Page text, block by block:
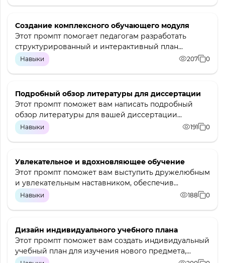
Создание комплексного обучающего модуля
Этот промпт помогает педагогам разработать
структурированный и интерактивный план...
Навыки 207 0
Подробный обзор литературы для диссертации
Этот промпт поможет вам написать подробный
обзор литературы для вашей диссертации...
Навыки 191 0
Увлекательное и вдохновляющее обучение
Этот промпт поможет вам выступить дружелюбным
и увлекательным наставником, обеспечив...
Навыки 188 0
Дизайн индивидуального учебного плана
Этот промпт поможет вам создать индивидуальный
учебный план для изучения нового предмета,...